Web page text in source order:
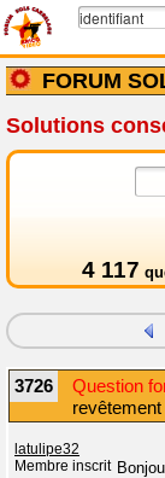
FORUM
Solutions
4 117
3726 Question
latulipe32
Membre inscrit